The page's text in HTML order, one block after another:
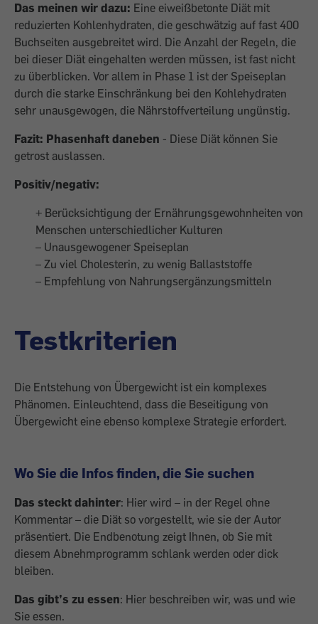
Das meinen wir dazu: Eine eiweißbetonte Diät mit
reduzierten Kohlenhydraten, die geschwätzig auf fast 400
Buchseiten ausgebreitet wird. Die Anzahl der Regeln, die
bei dieser Diät eingehalten werden müssen, ist fast nicht
zu überblicken. Vor allem in Phase 1 ist der Speiseplan
durch die starke Einschränkung bei den Kohlehydraten
sehr unausgewogen, die Nährstoffverteilung ungünstig.
Fazit: Phasenhaft daneben - Diese Diät können Sie
getrost auslassen.
Positiv/negativ:
+ Berücksichtigung der Ernährungsgewohnheiten von
Menschen unterschiedlicher Kulturen
– Unausgewogener Speiseplan
– Zu viel Cholesterin, zu wenig Ballaststoffe
– Empfehlung von Nahrungsergänzungsmitteln
Testkriterien
Die Entstehung von Übergewicht ist ein komplexes
Phänomen. Einleuchtend, dass die Beseitigung von
Übergewicht eine ebenso komplexe Strategie erfordert.
Wo Sie die Infos finden, die Sie suchen
Das steckt dahinter: Hier wird – in der Regel ohne
Kommentar – die Diät so vorgestellt, wie sie der Autor
präsentiert. Die Endbenotung zeigt Ihnen, ob Sie mit
diesem Abnehmprogramm schlank werden oder dick
bleiben.
Das gibt’s zu essen: Hier beschreiben wir, was und wie
Sie essen.